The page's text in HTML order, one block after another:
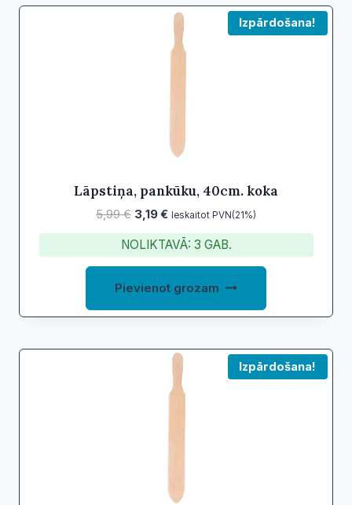
low
high
Izpārdošana!
Lāpstiņa, pankūku, 40cm. koka
5,99€ Original
price
was:
5,99 €.
3,19€Current
price
is:
3,19 €.
Ieskaitot PVN(21%)
NOLIKTAVĀ: 3 GAB.
Pievienot grozam
Izpārdošana!